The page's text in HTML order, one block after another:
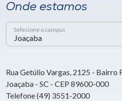
Onde estamos
Selecione o campus
Rua Getúlio Vargas, 2125 - Bairro
Joaçaba - SC - CEP 89600-000
Telefone (49) 3551-2000